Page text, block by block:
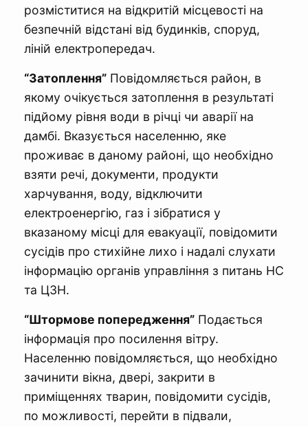
розміститися на відкритій місцевості на
безпечній відстані від будинків, споруд,
ліній електропередач.
“Затоплення” Повідомляється район, в
якому очікується затоплення в результаті
підйому рівня води в річці чи аварії на
дамбі. Вказується населенню, яке
проживає в даному районі, що необхідно
взяти речі, документи, продукти
харчування, воду, відключити
електроенергію, газ і зібратися у
вказаному місці для евакуації, повідомити
сусідів про стихійне лихо і надалі слухати
інформацію органів управління з питань НС
та ЦЗН.
“Штормове попередження” Подається
інформація про посилення вітру.
Населенню повідомляється, що необхідно
зачинити вікна, двері, закрити в
приміщеннях тварин, повідомити сусідів,
по можливості, перейти в підвали,